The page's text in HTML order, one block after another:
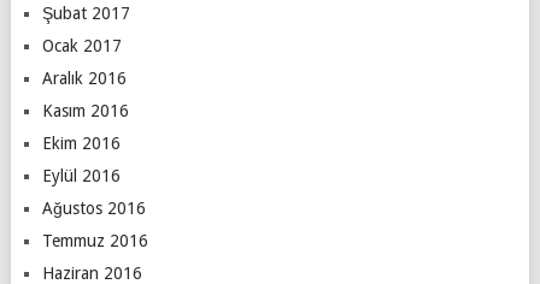
Şubat 2017
Ocak 2017
Aralık 2016
Kasım 2016
Ekim 2016
Eylül 2016
Ağustos 2016
Temmuz 2016
Haziran 2016